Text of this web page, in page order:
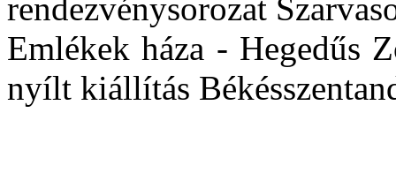
rendezvénysorozat
Emlékek háza - Hegedűs
nyílt kiállítás